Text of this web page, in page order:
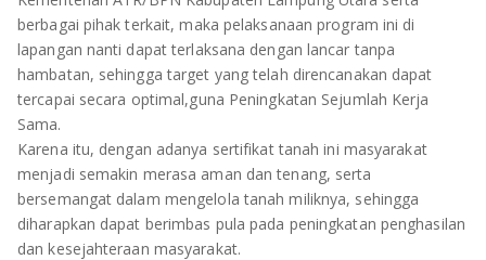
berbagai pihak terkait, maka pelaksanaan program ini di
lapangan nanti dapat terlaksana dengan lancar tanpa
hambatan, sehingga target yang telah direncanakan dapat
tercapai secara optimal,guna Peningkatan Sejumlah Kerja
Sama.
Karena itu, dengan adanya sertifikat tanah ini masyarakat
menjadi semakin merasa aman dan tenang, serta
bersemangat dalam mengelola tanah miliknya, sehingga
diharapkan dapat berimbas pula pada peningkatan penghasilan
dan kesejahteraan masyarakat.